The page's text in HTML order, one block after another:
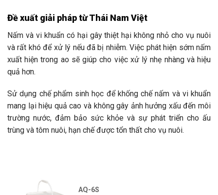
Đề xuất giải pháp từ Thái Nam Việt
Nấm và vi khuẩn có hại gây thiệt hại không nhỏ cho vụ nuôi
và rất khó để xử lý nếu đã bị nhiễm. Việc phát hiện sớm nấm
xuất hiện trong ao sẽ giúp cho việc xử lý nhẹ nhàng và hiệu
quả hơn.
Sử dụng chế phẩm sinh học để khống chế nấm và vi khuẩn
mang lại hiệu quả cao và không gây ảnh hưởng xấu đến môi
trường nước, đảm bảo sức khỏe và sự phát triển cho ấu
trùng và tôm nuôi, hạn chế được tổn thất cho vụ nuôi.
AQ-6S